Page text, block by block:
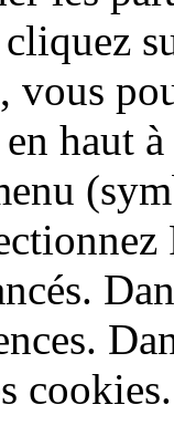
vous
haut
cookies.